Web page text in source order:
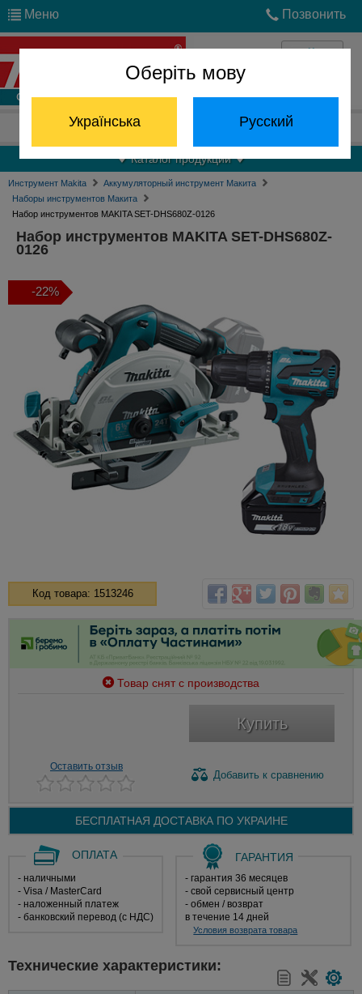
Оберіть мову
Українська Русский
Меню Позвонить
Войти
Отдел запчастей: (068) 824-24-24
Каталог продукции
Инструмент Makita
Аккумуляторный инструмент Макита
Наборы инструментов Макита
Набор инструментов MAKITA SET-DHS680Z-0126
Набор инструментов MAKITA SET-DHS680Z-
0126
-22%
Код товара: 1513246
Товар снят с производства
Купить
Оставить отзыв
Добавить к сравнению
БЕСПЛАТНАЯ ДОСТАВКА ПО УКРАИНЕ
ОПЛАТА
- наличными
- Visa / MasterCard
- наложенный платеж
- банковский перевод (с НДС)
ГАРАНТИЯ
- гарантия 36 месяцев
- свой сервисный центр
- обмен / возврат
в течение 14 дней
Условия возврата товара
Технические характеристики: